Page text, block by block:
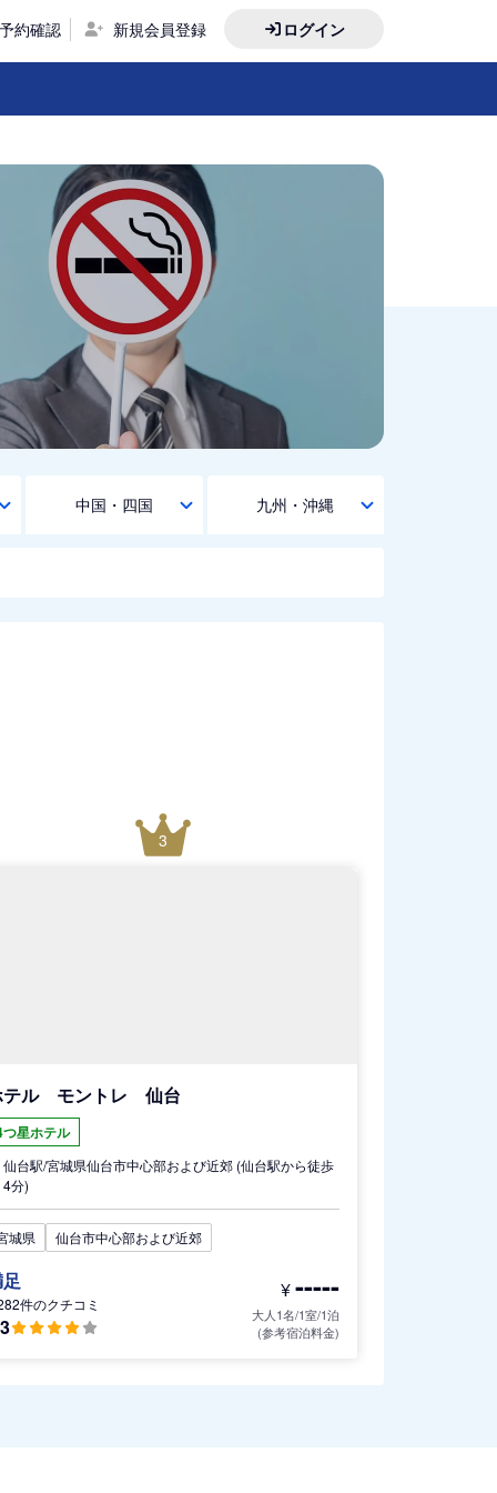
予約確認 新規会員登録 ログイン
中国・四国 九州・沖縄
3
テル モントレ 仙台
つ星ホテル
仙台駅/宮城県仙台市中心部および近郊 (仙台駅から徒歩
4分)
城県 仙台市中心部および近郊
件のクチコミ
¥-----
大人1名/1室/1泊
(参考宿泊料金)